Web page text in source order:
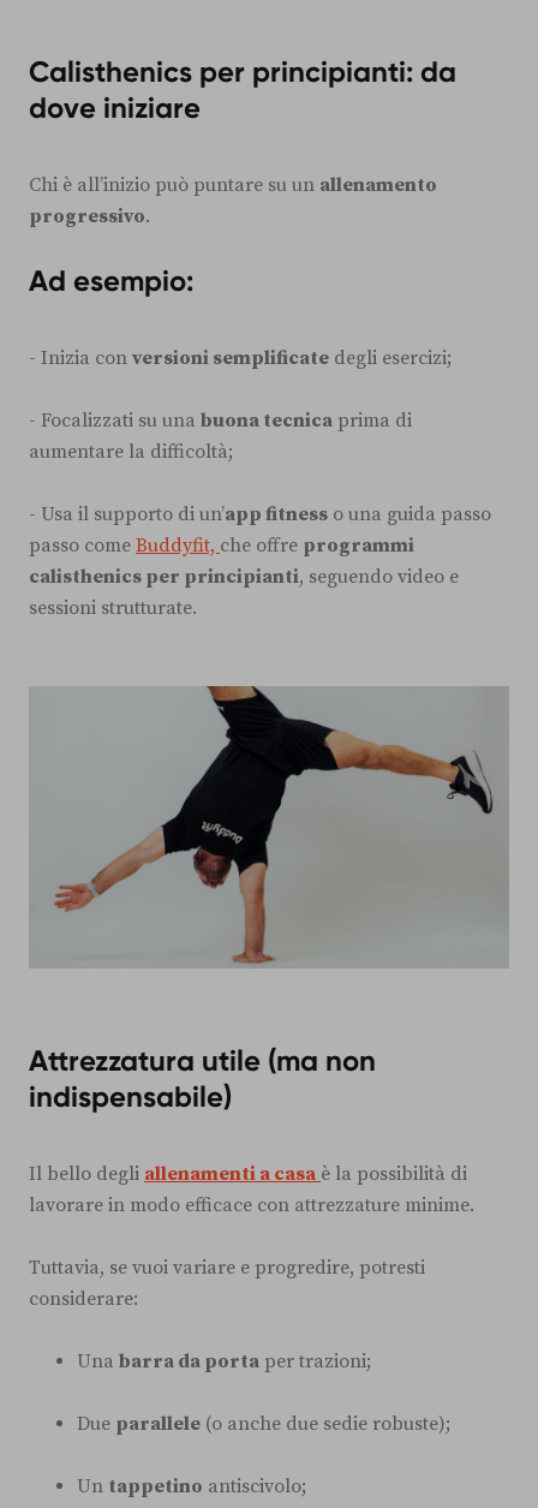
Calisthenics per principianti: da
dove iniziare
Chi è all’inizio può puntare su un allenamento
progressivo.
Ad esempio:
- Inizia con versioni semplificate degli esercizi;
- Focalizzati su una buona tecnica prima di
aumentare la difficoltà;
- Usa il supporto di un’app fitness o una guida passo
passo come Buddyfit, che offre programmi
calisthenics per principianti, seguendo video e
sessioni strutturate.
Attrezzatura utile (ma non
indispensabile)
Il bello degli allenamenti a casa è la possibilità di
lavorare in modo efficace con attrezzature minime.
Tuttavia, se vuoi variare e progredire, potresti
considerare:
Una barra da porta per trazioni;
Due parallele (o anche due sedie robuste);
Un tappetino antiscivolo;